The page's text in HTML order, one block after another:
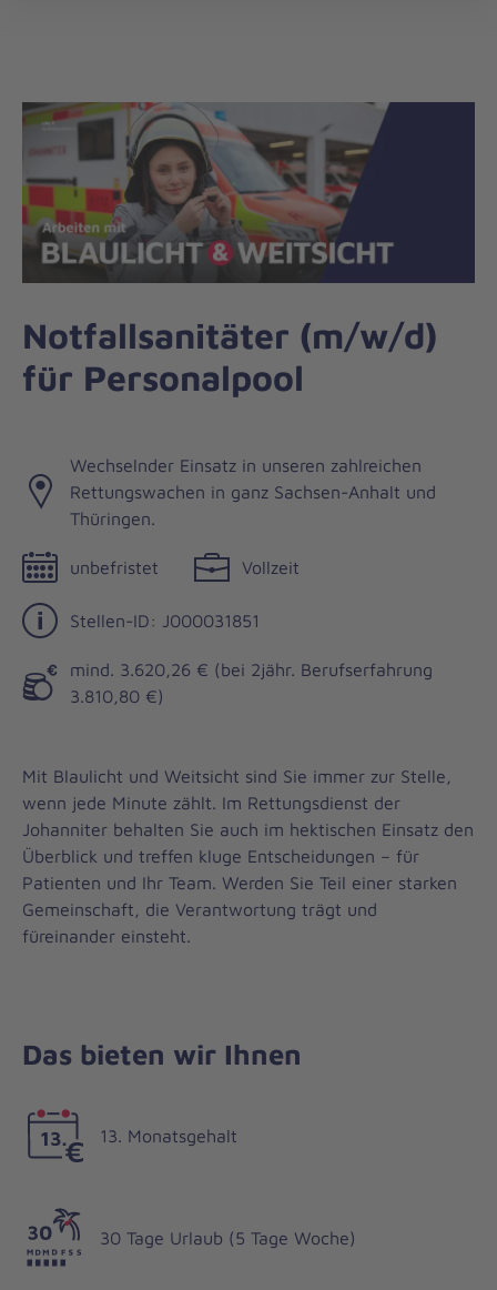
Notfallsanitäter (m/w/d)
für Personalpool
Wechselnder Einsatz in unseren zahlreichen
Rettungswachen in ganz Sachsen-Anhalt und
Thüringen.
unbefristet Vollzeit
Stellen-ID: J000031851
mind. 3.620,26 € (bei 2jähr. Berufserfahrung
3.810,80 €)
Mit Blaulicht und Weitsicht sind Sie immer zur Stelle,
wenn jede Minute zählt. Im Rettungsdienst der
Johanniter behalten Sie auch im hektischen Einsatz den
Überblick und treffen kluge Entscheidungen – für
Patienten und Ihr Team. Werden Sie Teil einer starken
Gemeinschaft, die Verantwortung trägt und
füreinander einsteht.
Das bieten wir Ihnen
13. Monatsgehalt
30 Tage Urlaub (5 Tage Woche)